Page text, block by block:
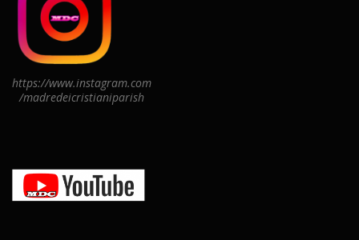
https://www.instagram.com
/madredeicristianiparish